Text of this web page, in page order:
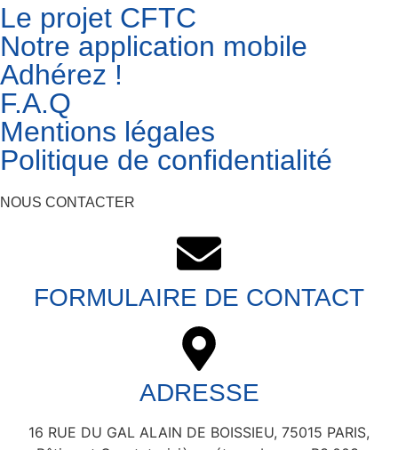
Le projet CFTC
Notre application mobile
Adhérez !
F.A.Q
Mentions légales
Politique de confidentialité
NOUS CONTACTER
FORMULAIRE DE CONTACT
ADRESSE
16 RUE DU GAL ALAIN DE BOISSIEU, 75015 PARIS,